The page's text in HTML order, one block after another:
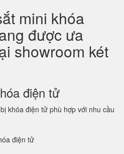
mini khóa
được ưa
showroom két
điện tử
khóa điện tử phù hợp với nhu cầu